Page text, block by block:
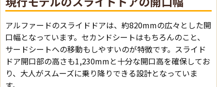
アルファードのスライドドアは、約820mmの広々とした開
口幅となっています。セカンドシートはもちろんのこと、
サードシートへの移動もしやすいのが特徴です。スライド
ドア開口部の高さも1,230mmと十分な開口高を確保してお
り、大人がスムーズに乗り降りできる設計となっていま